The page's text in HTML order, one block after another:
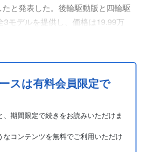
と発表した。後輪駆動版と四輪駆
3モデルを提供し、価格は19.99万
ノラマルーフを装備する。車体サイ
全幅1,930mm、全高1,625mmで、
。
ト高効率EVアーキテクチャをベ
スは有料会員限定で
期間限定で続きをお読みいただけま
なコンテンツを無料でご利用いただけ